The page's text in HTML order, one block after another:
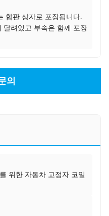
합판 상자로 포장됩니다.
달려있고 부속은 함께 포장
의
위한 자동차 고정자 코일